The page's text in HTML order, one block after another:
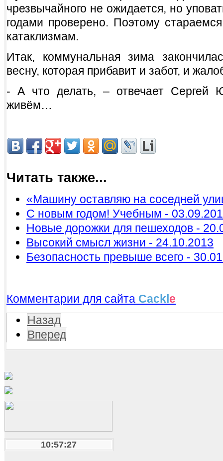
чрезвычайного не ожидается, но
годами проверено. Поэтому
катаклизмам.
Итак, коммунальная зима
весну, которая прибавит и забот, и
- А что делать, – отвечает
живём…
Читать также...
«Машину оставляю на соседней
С новым годом! Учебным -
Новые дорожки для пешеходов -
Высокий смысл жизни - 24.10.2013
Безопасность превыше всего -
Комментарии для сайта Cackle
Назад
Вперед
10:57:28